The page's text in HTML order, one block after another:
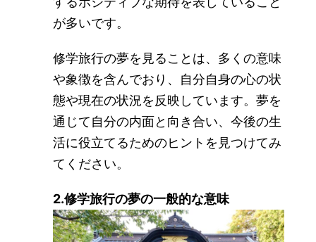
が多いです。
修学旅行の夢を見ることは、多くの意味
や象徴を含んでおり、自分自身の心の状
態や現在の状況を反映しています。夢を
通じて自分の内面と向き合い、今後の生
活に役立てるためのヒントを見つけてみ
てください。
2.修学旅行の夢の一般的な意味